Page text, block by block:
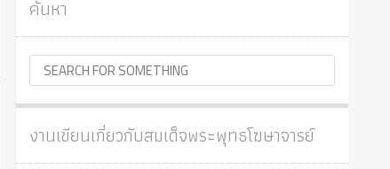
ค้นหา
งานเขียนเกี่ยวกับสมเด็จพระพุทธโฆษาจารย์